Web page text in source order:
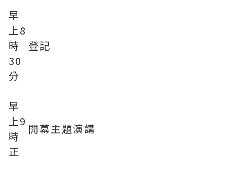
早
上8
時
30
分
登記
早
上9
時
正
開幕主題演講